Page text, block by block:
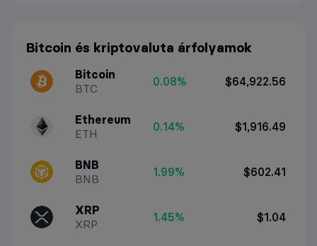
Bitcoin és kriptovaluta árfolyamok
Bitcoin
BTC
0.08% $64,922.56
Ethereum
ETH
0.14% $1,916.49
BNB
BNB
1.99% $602.41
XRP
XRP
1.45% $1.04